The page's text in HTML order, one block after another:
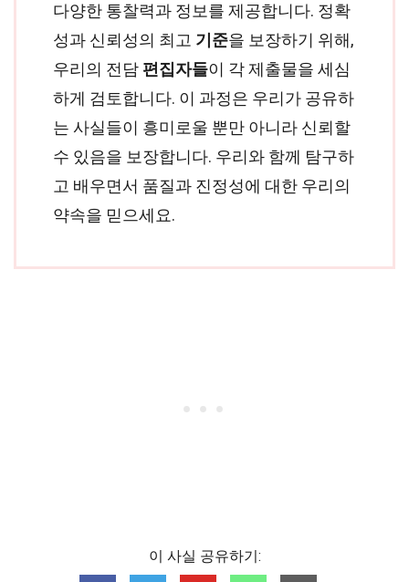
다양한 통찰력과 정보를 제공합니다. 정확
성과 신뢰성의 최고 기준을 보장하기 위해,
우리의 전담 편집자들이 각 제출물을 세심
하게 검토합니다. 이 과정은 우리가 공유하
는 사실들이 흥미로울 뿐만 아니라 신뢰할
수 있음을 보장합니다. 우리와 함께 탐구하
고 배우면서 품질과 진정성에 대한 우리의
약속을 믿으세요.
이 사실 공유하기: